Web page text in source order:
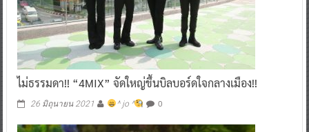
ไม่ธรรมดา!! “4MIX” จัดใหญ่ขึ้นบิลบอร์ดใจกลางเมือง!!
26 มิถุนายน 2021 ^ jo ^ 0